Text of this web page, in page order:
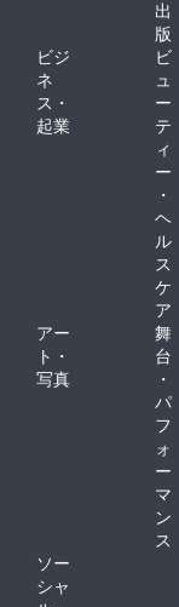
出
版
ビジ
ネ
ス・
起業
ビ
ュ
ー
テ
ィ
ー
・
ヘ
ル
ス
ケ
ア
アー
ト・
写真
舞
台
・
パ
フ
ォ
ー
マ
ン
ス
ソー
シャ